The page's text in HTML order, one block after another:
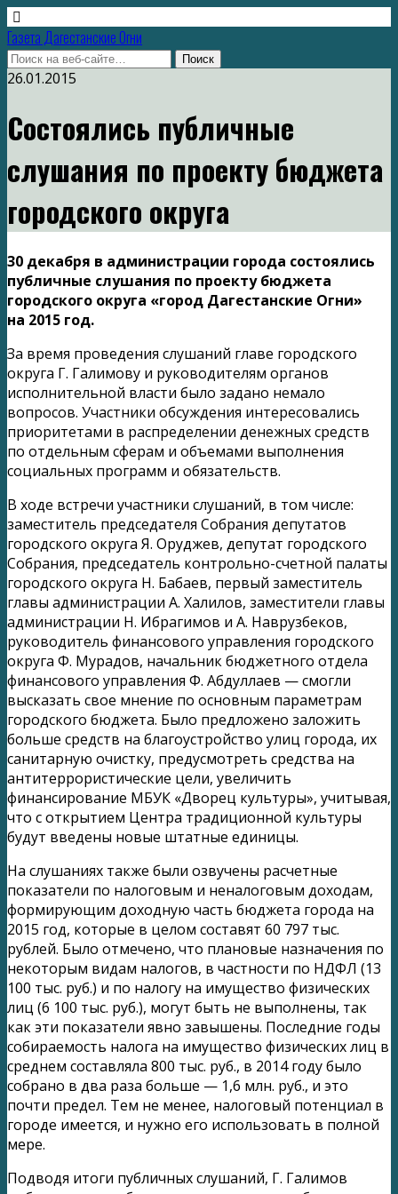
Газета Дагестанские Огни
26.01.2015
Состоялись публичные
слушания по проекту бюджета
городского округа
30 декабря в администрации города состоялись
публичные слушания по проекту бюджета
городского округа «город Дагестанские Огни»
на 2015 год.
За время проведения слушаний главе городского
округа Г. Галимову и руководителям органов
исполнительной власти было задано немало
вопросов. Участники обсуждения интересовались
приоритетами в распределении денежных средств
по отдельным сферам и объемами выполнения
социальных программ и обязательств.
В ходе встречи участники слушаний, в том числе:
заместитель председателя Собрания депутатов
городского округа Я. Оруджев, депутат городского
Собрания, председатель контрольно-счетной палаты
городского округа Н. Бабаев, первый заместитель
главы администрации А. Халилов, заместители главы
администрации Н. Ибрагимов и А. Наврузбеков,
руководитель финансового управления городского
округа Ф. Мурадов, начальник бюджетного отдела
финансового управления Ф. Абдуллаев — смогли
высказать свое мнение по основным параметрам
городского бюджета. Было предложено заложить
больше средств на благоустройство улиц города, их
санитарную очистку, предусмотреть средства на
антитеррористические цели, увеличить
финансирование МБУК «Дворец культуры», учитывая,
что с открытием Центра традиционной культуры
будут введены новые штатные единицы.
На слушаниях также были озвучены расчетные
показатели по налоговым и неналоговым доходам,
формирующим доходную часть бюджета города на
2015 год, которые в целом составят 60 797 тыс.
рублей. Было отмечено, что плановые назначения по
некоторым видам налогов, в частности по НДФЛ (13
100 тыс. руб.) и по налогу на имущество физических
лиц (6 100 тыс. руб.), могут быть не выполнены, так
как эти показатели явно завышены. Последние годы
собираемость налога на имущество физических лиц в
среднем составляла 800 тыс. руб., в 2014 году было
собрано в два раза больше — 1,6 млн. руб., и это
почти предел. Тем не менее, налоговый потенциал в
городе имеется, и нужно его использовать в полной
мере.
Подводя итоги публичных слушаний, Г. Галимов